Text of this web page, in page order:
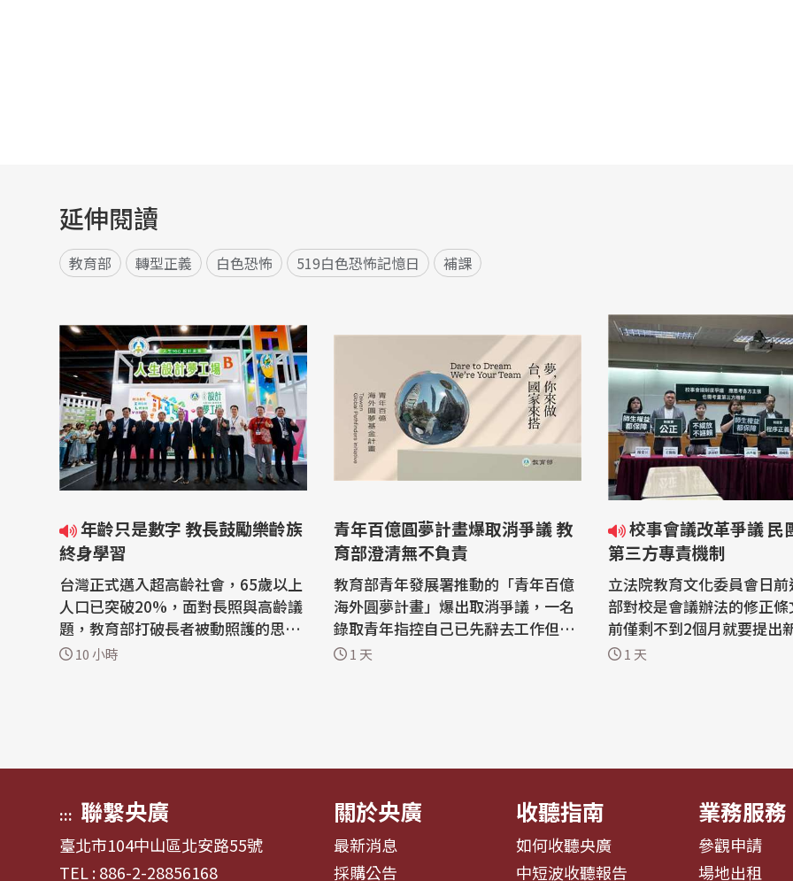
延伸閱讀
教育部 轉型正義 白色恐怖 519白色恐怖記憶日 補課
年齡只是數字 教長鼓勵樂齡族
終身學習
台灣正式邁入超高齡社會，65歲以上
人口已突破20%，面對長照與高齡議
題，教育部打破長者被動照護的思
維，鼓勵樂齡族持續學習。教育部長
10 小時
青年百億圓夢計畫爆取消爭議 教
育部澄清無不負責
教育部青年發展署推動的「青年百億
海外圓夢計畫」爆出取消爭議，一名
錄取青年指控自己已先辭去工作但在
出發前1個月被告知中止計畫，且青
1 天
校事會議改革爭議 民團籲成立
第三方專責機制
立法院教育文化委員會日
部對校是會議辦法的修正
前僅剩不到2個月就要提出
不過包括人本教育基金會
1 天
::: 聯繫央廣
臺北市104中山區北安路55號
TEL : 886-2-28856168
關於央廣
最新消息
採購公告
收聽指南
如何收聽央廣
中短波收聽報告
業務服務
參觀申請
場地出租